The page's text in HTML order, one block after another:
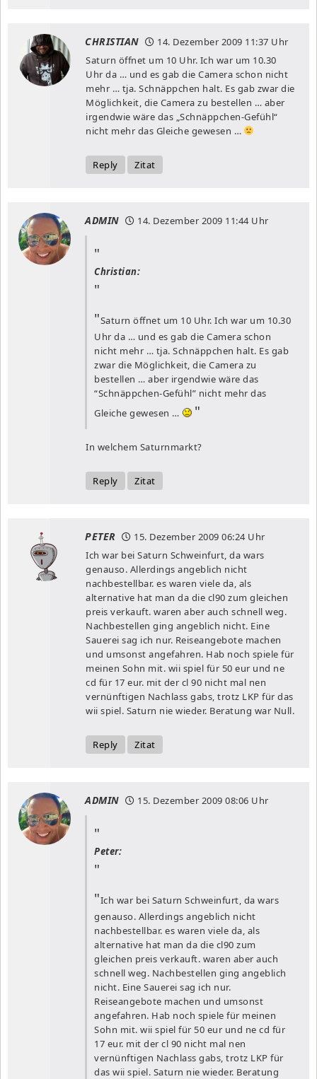
CHRISTIAN 14. Dezember 2009 11:37 Uhr
Saturn öffnet um 10 Uhr. Ich war um 10.30
Uhr da … und es gab die Camera schon nicht
mehr … tja. Schnäppchen halt. Es gab zwar die
Möglichkeit, die Camera zu bestellen … aber
irgendwie wäre das „Schnäppchen-Gefühl“
nicht mehr das Gleiche gewesen …
Reply Zitat
ADMIN 14. Dezember 2009 11:44 Uhr
Christian:
Saturn öffnet um 10 Uhr. Ich war um 10.30
Uhr da … und es gab die Camera schon
nicht mehr … tja. Schnäppchen halt. Es gab
zwar die Möglichkeit, die Camera zu
bestellen … aber irgendwie wäre das
“Schnäppchen-Gefühl” nicht mehr das
Gleiche gewesen …
In welchem Saturnmarkt?
Reply Zitat
PETER 15. Dezember 2009 06:24 Uhr
Ich war bei Saturn Schweinfurt, da wars
genauso. Allerdings angeblich nicht
nachbestellbar. es waren viele da, als
alternative hat man da die cl90 zum gleichen
preis verkauft. waren aber auch schnell weg.
Nachbestellen ging angeblich nicht. Eine
Sauerei sag ich nur. Reiseangebote machen
und umsonst angefahren. Hab noch spiele für
meinen Sohn mit. wii spiel für 50 eur und ne
cd für 17 eur. mit der cl 90 nicht mal nen
vernünftigen Nachlass gabs, trotz LKP für das
wii spiel. Saturn nie wieder. Beratung war Null.
Reply Zitat
ADMIN 15. Dezember 2009 08:06 Uhr
Peter:
Ich war bei Saturn Schweinfurt, da wars
genauso. Allerdings angeblich nicht
nachbestellbar. es waren viele da, als
alternative hat man da die cl90 zum
gleichen preis verkauft. waren aber auch
schnell weg. Nachbestellen ging angeblich
nicht. Eine Sauerei sag ich nur.
Reiseangebote machen und umsonst
angefahren. Hab noch spiele für meinen
Sohn mit. wii spiel für 50 eur und ne cd für
17 eur. mit der cl 90 nicht mal nen
vernünftigen Nachlass gabs, trotz LKP für
das wii spiel. Saturn nie wieder. Beratung